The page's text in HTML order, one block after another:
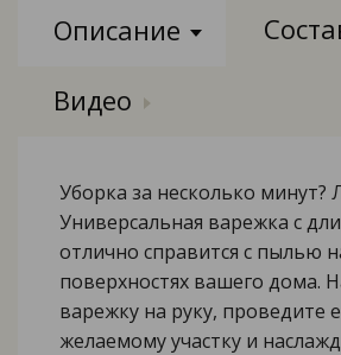
Описание
Видео
Уборка за несколько минут?
Универсальная варежка с
отлично справится с пылью
поверхностях вашего дома.
варежку на руку, проведите
желаемому участку и